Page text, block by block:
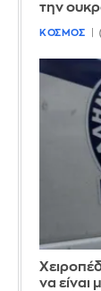
την
ΚΟΣΜΟΣ
να είναι